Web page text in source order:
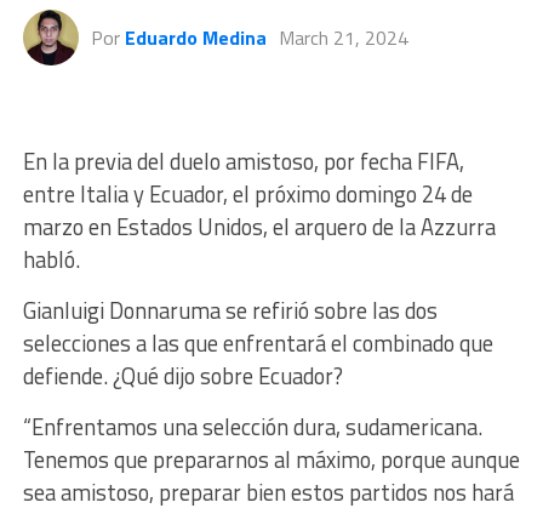
Por Eduardo Medina March 21, 2024
En la previa del duelo amistoso, por fecha FIFA,
entre Italia y Ecuador, el próximo domingo 24 de
marzo en Estados Unidos, el arquero de la Azzurra
habló.
Gianluigi Donnaruma se refirió sobre las dos
selecciones a las que enfrentará el combinado que
defiende. ¿Qué dijo sobre Ecuador?
“Enfrentamos una selección dura, sudamericana.
Tenemos que prepararnos al máximo, porque aunque
sea amistoso, preparar bien estos partidos nos hará